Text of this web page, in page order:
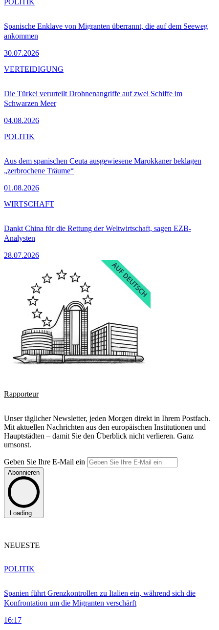
Spanische Enklave von Migranten überrannt, die auf dem Seeweg
ankommen
30.07.2026
Die Türkei verurteilt Drohnenangriffe auf zwei Schiffe im
Schwarzen Meer
04.08.2026
VERTEIDIGUNG
Aus dem spanischen Ceuta ausgewiesene Marokkaner beklagen
„zerbrochene Träume“
01.08.2026
POLITIK
Dankt China für die Rettung der Weltwirtschaft, sagen EZB-
Analysten
28.07.2026
WIRTSCHAFT
Rapporteur
Unser täglicher Newsletter, jeden Morgen direkt in Ihrem Postfach.
Mit aktuellen Nachrichten aus den europäischen Institutionen und
Hauptstädten – damit Sie den Überblick nicht verlieren. Ganz
umsonst.
Geben Sie Ihre E-Mail ein
Abonnieren
Loading...
NEUESTE
Spanien führt Grenzkontrollen zu Italien ein, während sich die
Konfrontation um die Migranten verschärft
16:17
POLITIK